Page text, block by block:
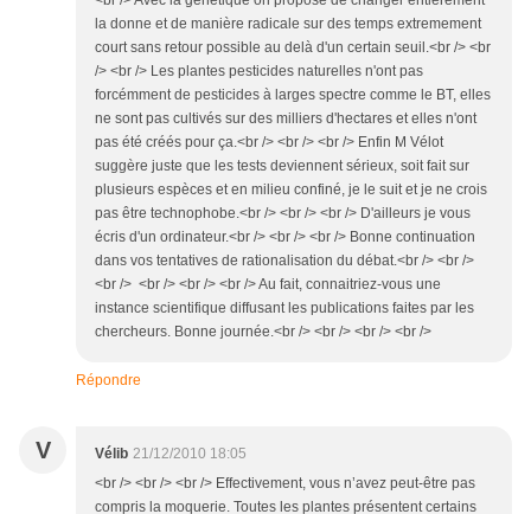
la donne et de manière radicale sur des temps extremement
court sans retour possible au delà d'un certain seuil.<br /> <br
/> <br /> Les plantes pesticides naturelles n'ont pas
forcémment de pesticides à larges spectre comme le BT, elles
ne sont pas cultivés sur des milliers d'hectares et elles n'ont
pas été créés pour ça.<br /> <br /> <br /> Enfin M Vélot
suggère juste que les tests deviennent sérieux, soit fait sur
plusieurs espèces et en milieu confiné, je le suit et je ne crois
pas être technophobe.<br /> <br /> <br /> D'ailleurs je vous
écris d'un ordinateur.<br /> <br /> <br /> Bonne continuation
dans vos tentatives de rationalisation du débat.<br /> <br />
<br /> <br /> <br /> <br /> Au fait, connaitriez-vous une
instance scientifique diffusant les publications faites par les
chercheurs. Bonne journée.<br /> <br /> <br /> <br />
Répondre
V Vélib 21/12/2010 18:05
<br /> <br /> <br /> Effectivement, vous n’avez peut-être pas
compris la moquerie. Toutes les plantes présentent certains